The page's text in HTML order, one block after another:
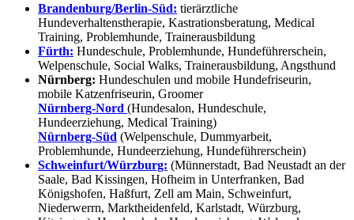
Brandenburg/Berlin-Süd: tierärztliche
Hundeverhaltenstherapie, Kastrationsberatung, Medical
Training, Problemhunde, Trainerausbildung
Fürth: Hundeschule, Problemhunde, Hundeführerschein,
Welpenschule, Social Walks, Trainerausbildung, Angsthund
Nürnberg: Hundeschulen und mobile Hundefriseurin,
mobile Katzenfriseurin, Groomer
Nürnberg-Nord (Hundesalon, Hundeschule,
Hundeerziehung, Medical Training)
Nürnberg-Süd (Welpenschule, Dummyarbeit,
Problemhunde, Hundeerziehung, Hundeführerschein)
Schweinfurt/Würzburg: (Münnerstadt, Bad Neustadt an der
Saale, Bad Kissingen, Hofheim in Unterfranken, Bad
Königshofen, Haßfurt, Zell am Main, Schweinfurt,
Niederwerrn, Marktheidenfeld, Karlstadt, Würzburg,